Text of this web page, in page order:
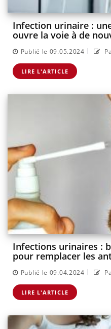
Infection urinaire :
ouvre la voie à de
Publié le 09.05.2024 |
LIRE L'ARTICLE
Infections urinaires :
pour remplacer les
Publié le 09.04.2024 |
LIRE L'ARTICLE